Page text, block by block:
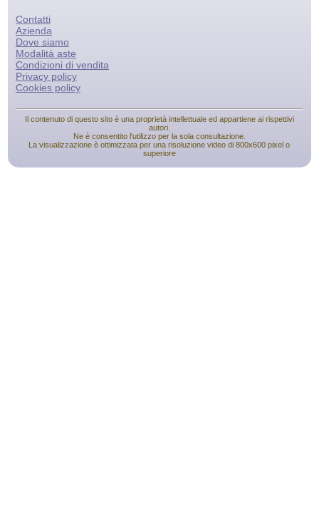
Contatti
Azienda
Dove siamo
Modalità aste
Condizioni di vendita
Privacy policy
Cookies policy
Il contenuto di questo sito è una proprietà intellettuale ed appartiene ai rispettivi
autori.
Ne è consentito l'utilizzo per la sola consultazione.
La visualizzazione è ottimizzata per una risoluzione video di 800x600 pixel o
superiore